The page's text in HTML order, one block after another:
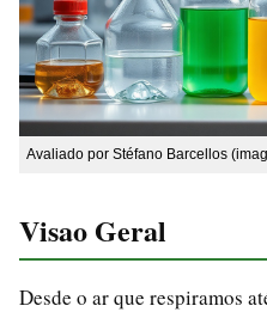
Avaliado por Stéfano Barcellos
Visao Geral
Desde o ar que respiramos